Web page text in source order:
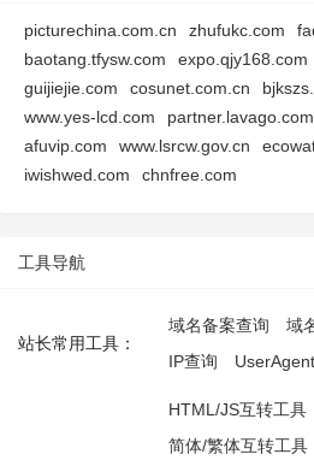
picturechina.com.cn zhufukc.com
baotang.tfysw.com
expo.qjy168.com
guijiejie.com
cosunet.com.cn
www.yes-lcd.com
partner.lavago.com
afuvip.com
www.lsrcw.gov.cn
iwishwed.com
chnfree.com
工具导航
站长常用工具：
域名备案查询 域
IP查询
HTML/JS互转工具
简体/繁体互转工具